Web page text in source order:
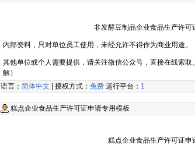
非发酵豆制品企业食品生产许可
内部资料，只对单位员工使用，未经允许不得作为商业用途。
其他单位或个人需要提供，请关注微信公众号，直接在线索
解）
语言： 简体中文 | 授权方式： 免费 运行平台： 1
糕点企业食品生产许可证申请专用模板
糕点企业食品生产许可证申